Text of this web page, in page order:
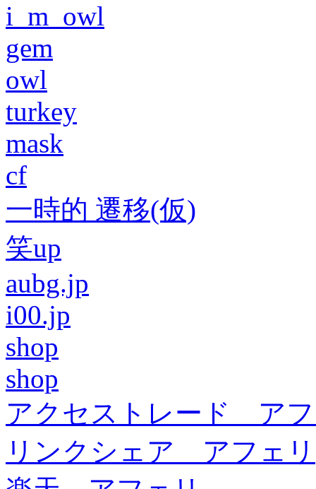
i_m_owl
gem
owl
turkey
mask
cf
一時的 遷移(仮)
笑up
aubg.jp
i00.jp
shop
shop
アクセストレード ア
リンクシェア アフェリ